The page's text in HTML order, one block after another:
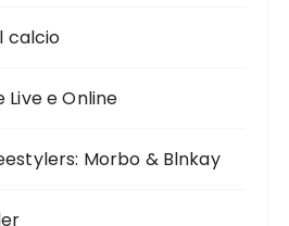
calcio
e Online
Morbo & Blnkay